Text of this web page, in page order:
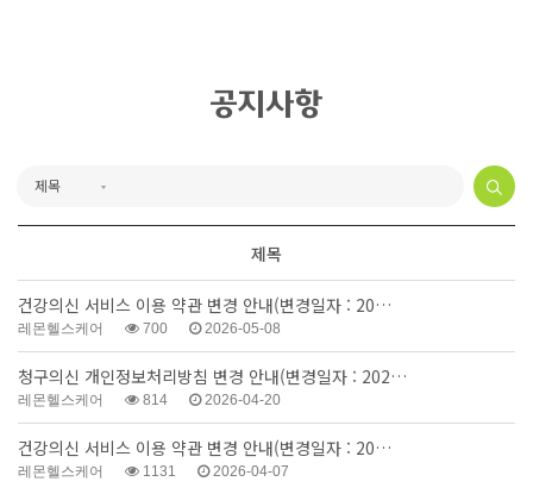
공지사항
제목
건강의신 서비스 이용 약관 변경 안내(변경일자 : 20…
레몬헬스케어 700 2026-05-08
청구의신 개인정보처리방침 변경 안내(변경일자 : 202…
레몬헬스케어 814 2026-04-20
건강의신 서비스 이용 약관 변경 안내(변경일자 : 20…
레몬헬스케어 1131 2026-04-07